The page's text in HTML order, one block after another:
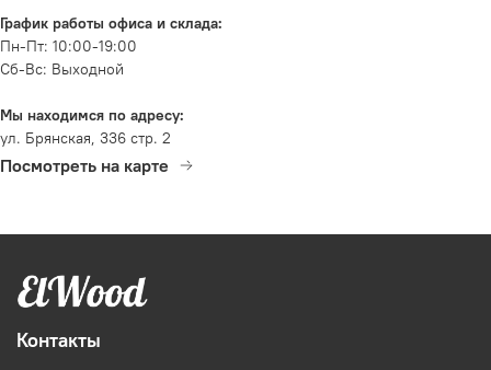
График работы офиса и склада:
Пн-Пт: 10:00-19:00
Сб-Вс: Выходной
Мы находимся по адресу:
ул. Брянская, 336 стр. 2
Посмотреть на карте
Контакты